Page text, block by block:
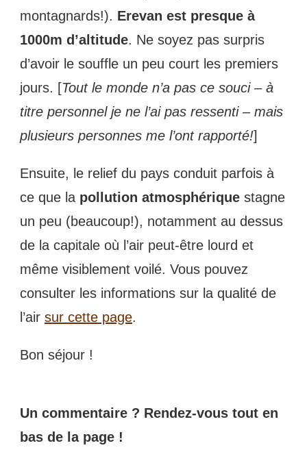
montagnards!). Erevan est presque à
1000m d’altitude. Ne soyez pas surpris
d’avoir le souffle un peu court les premiers
jours. [Tout le monde n’a pas ce souci – à
titre personnel je ne l’ai pas ressenti – mais
plusieurs personnes me l’ont rapporté!]
Ensuite, le relief du pays conduit parfois à
ce que la pollution atmosphérique stagne
un peu (beaucoup!), notamment au dessus
de la capitale où l’air peut-être lourd et
même visiblement voilé. Vous pouvez
consulter les informations sur la qualité de
l’air sur cette page.
Bon séjour !
Un commentaire ? Rendez-vous tout en
bas de la page !